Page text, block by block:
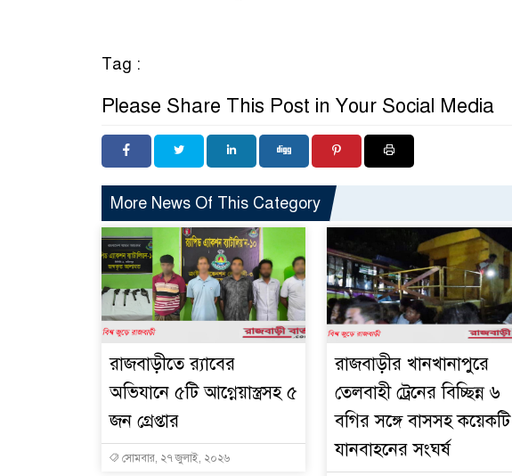
Tag :
Please Share This Post in Your Social Media
More News Of This Category
রাজবাড়ীতে র‌্যাবের
অভিযানে ৫টি আগ্নেয়াস্ত্রসহ ৫
জন গ্রেপ্তার
সোমবার, ২৭ জুলাই, ২০২৬
রাজবাড়ীর খানখানাপুরে
তেলবাহী ট্রেনের বিচ্ছিন্ন ৬
বগির সঙ্গে বাসসহ কয়েকটি
যানবাহনের সংঘর্ষ